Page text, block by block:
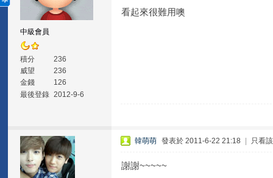
中級會員
積分
236
威望
236
金錢
126
最後登錄 2012-9-6
看起來很難用噢
韓萌萌 發表於 2011-6-22 21:18 只看
謝謝~~~~~